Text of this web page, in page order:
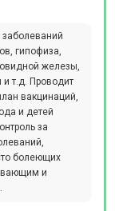
заболеваний
гипофиза,
железы,
т.д. Проводит
вакцинаций,
и детей
за
болеющих
и